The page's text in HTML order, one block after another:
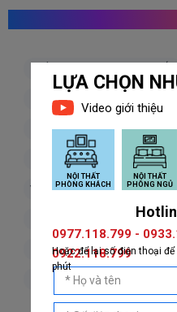
giấy dán tường 3d
giấy dán tường phòng
giấy dán tường phòng thờ
vải dán tường dán
giấy
giấy dán tường giả gỗ
giấy dán tường giả vải